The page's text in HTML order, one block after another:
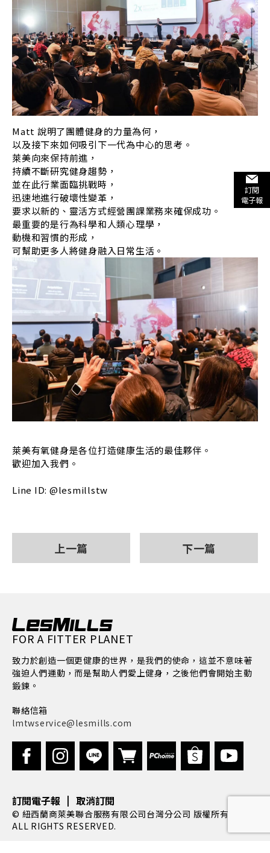
訂閱
電子報
Matt 說明了團體健身的力量為何，
以及接下來如何吸引下一代為中心的思考。
萊美向來保持前進，
持續不斷研究健身趨勢，
並在此行業面臨挑戰時，
迅速地進行破壞性變革，
要求以新的、靈活方式經營團課業務來確保成功。
最重要的是行為科學和人類心理學，
動機和習慣的形成，
可幫助更多人將健身融入日常生活。
萊美有氧健身是各位打造健康生活的最佳夥伴。
歡迎加入我們。
Line ID: @lesmillstw
上一篇 下一篇
FOR A FITTER PLANET
致力於創造一個更健康的世界，是我們的使命，這並不意味著
強迫人們運動，而是幫助人們愛上健身，之後他們會開始主動
鍛鍊。
聯絡信箱
lmtwservice@lesmills.com
訂閱電子報 | 取消訂閱
© 紐西蘭商萊美聯合服務有限公司台灣分公司 版權所有, 2022.
ALL RIGHTS RESERVED.